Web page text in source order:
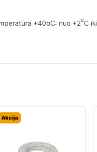
+40oC: nuo +2oC
Akcija